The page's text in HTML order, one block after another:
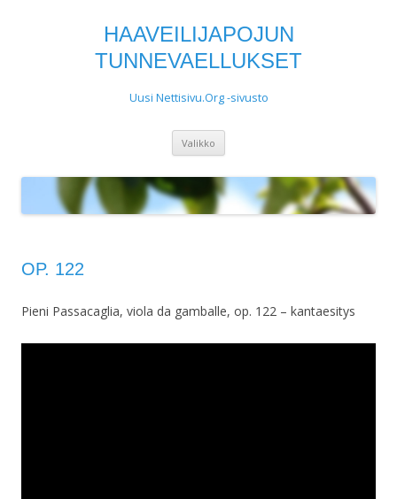
HAAVEILIJAPOJUN
TUNNEVAELLUKSET
Uusi Nettisivu.Org -sivusto
Valikko
OP. 122
Pieni Passacaglia, viola da gamballe, op. 122 – kantaesitys